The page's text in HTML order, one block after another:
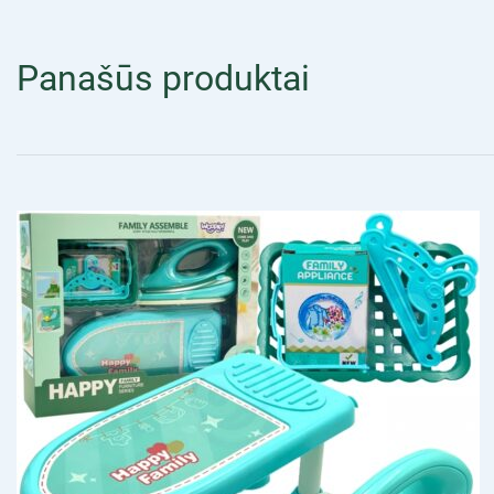
Panašūs produktai